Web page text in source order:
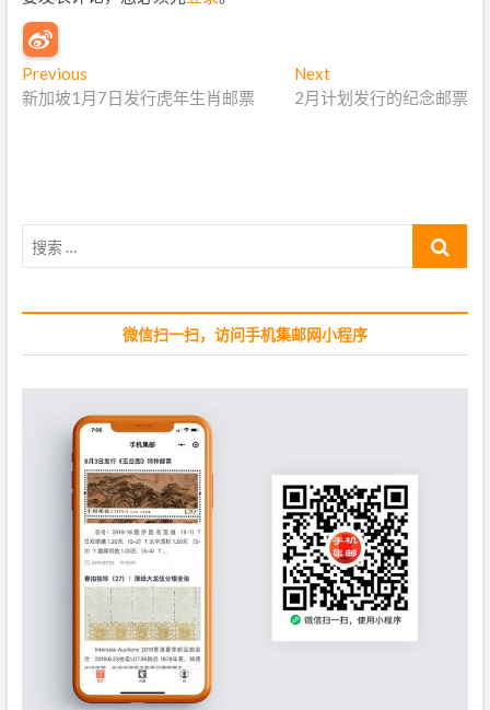
文
章
Previous
r
p
s
新加坡1月7日发行虎年生肖邮票
Next
e
:
2月计划发行的纪念邮票
微信扫一扫，访问手机集邮网小程序